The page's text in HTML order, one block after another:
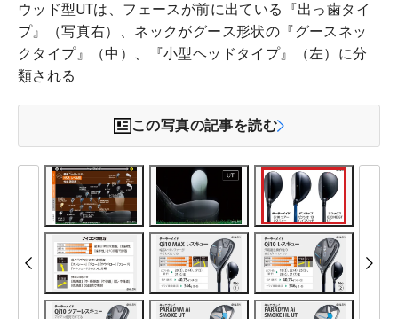
ウッド型UTは、フェースが前に出ている『出っ歯タイ
プ』（写真右）、ネックがグース形状の『グースネッ
クタイプ』（中）、『小型ヘッドタイプ』（左）に分
類される
この写真の記事を読む